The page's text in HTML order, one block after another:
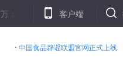
银行卡 多家银行清理“沉
客户端
中国食品辟谣联盟官网正式上线